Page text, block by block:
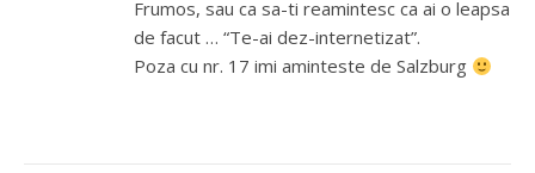
Frumos, sau ca sa-ti reamintesc ca ai o leapsa
de facut … “Te-ai dez-internetizat”.
Poza cu nr. 17 imi aminteste de Salzburg